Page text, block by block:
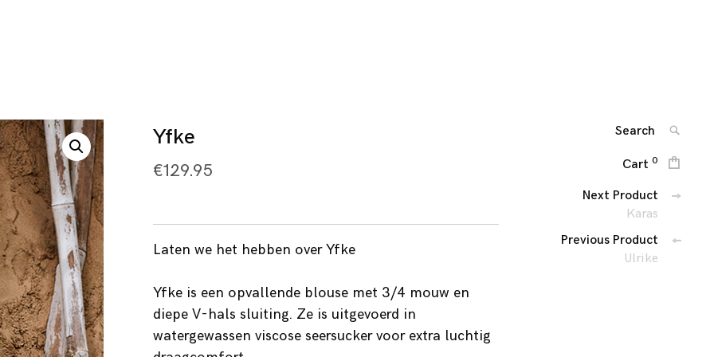
Yfke
€129.95
Laten we het hebben over Yfke
Yfke is een opvallende blouse met 3/4 mouw en
diepe V-hals sluiting. Ze is uitgevoerd in
watergewassen viscose seersucker voor extra luchtig
Cart 0
Next Product
Karas
Previous Product
Ulrike